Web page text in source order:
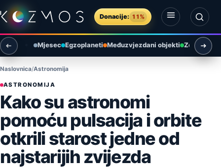
Preskoči na sadržaj
Donacije: 11%
Otvori izbornik
Otvori pretragu
Mjesec Egzoplaneti Međuzvjezdani objekti Zemlja i
Naslovnica Astronomija
ASTRONOMIJA
Kako su astronomi
pomoću pulsacija i orbite
otkrili starost jedne od
najstarijih zvijezda